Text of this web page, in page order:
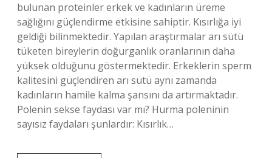
bulunan proteinler erkek ve kadınların üreme
sağlığını güçlendirme etkisine sahiptir. Kısırlığa iyi
geldiği bilinmektedir. Yapılan araştırmalar arı sütü
tüketen bireylerin doğurganlık oranlarının daha
yüksek olduğunu göstermektedir. Erkeklerin sperm
kalitesini güçlendiren arı sütü aynı zamanda
kadınların hamile kalma şansını da artırmaktadır.
Polenin sekse faydası var mı? Hurma poleninin
sayısız faydaları şunlardır: Kısırlık…